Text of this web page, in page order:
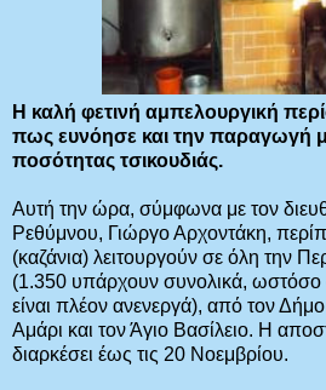
Η καλή φετινή αμπελουργική
πως ευνόησε και την παραγωγή
ποσότητας τσικουδιάς.
Αυτή την ώρα, σύμφωνα με τον
Ρεθύμνου, Γιώργο Αρχοντάκη,
(καζάνια) λειτουργούν σε όλη την
(1.350 υπάρχουν συνολικά, ωστόσο
είναι πλέον ανενεργά), από τον
Αμάρι και τον Άγιο Βασίλειο. Η
διαρκέσει έως τις 20 Νοεμβρίου.